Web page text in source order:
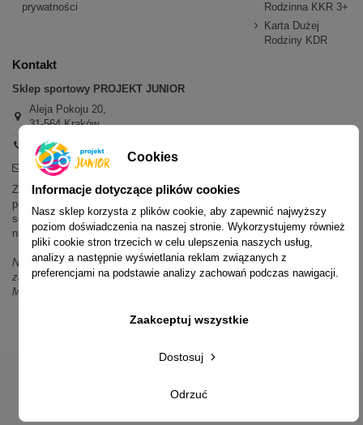
prywatności
Rodzinna KKR 3+
Karta Dużej
Rodziny KDR
Kontakt
Sklep sportowy PROJEKT JUNIOR
Aleja Pokoju 20,
31-564 Kraków
+48 600 779 897
sklep@projektjunior.pl
Zapraszamy do sklepu stacjonarnego:
poniedziałek - piątek: 11.00-19.00
sobota: 10.00-14.00
niedziela (każda): nieczynne
Nie odpowiadamy na wiadomości SMS. W sprawach dotyczących
zamówień i oferty prosimy o kontakt mailowy, telefoniczny lub przez
Messenger.
Cookies
Informacje dotyczące plików cookies
Nasz sklep korzysta z plików cookie, aby zapewnić najwyższy
poziom doświadczenia na naszej stronie. Wykorzystujemy również
pliki cookie stron trzecich w celu ulepszenia naszych usług,
analizy a następnie wyświetlania reklam związanych z
preferencjami na podstawie analizy zachowań podczas nawigacji.
Odrzuć
Dostosuj
Zaakceptuj wszystkie
© 2014-2023 Projekt Junior Aleja Pokoju 20, 31-564 Kraków